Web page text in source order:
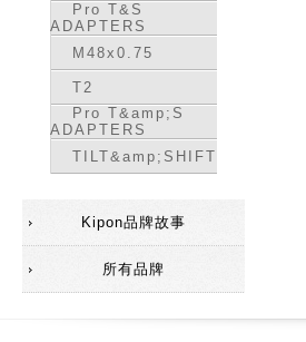
Pro T&S
ADAPTERS
M48x0.75
T2
Pro T&amp;S
ADAPTERS
TILT&amp;SHIFT
Kipon品牌故事
所有品牌